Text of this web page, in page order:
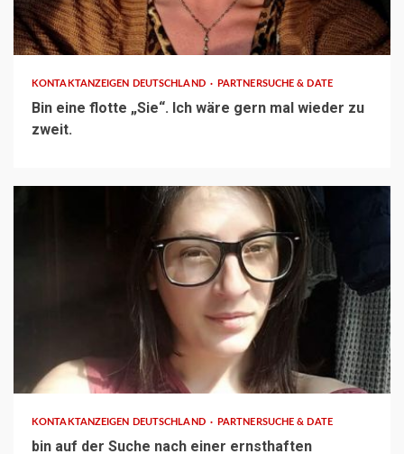
1 min read
KONTAKTANZEIGEN DEUTSCHLAND PARTNERSUCHE & DATE
Bin eine flotte „Sie“. Ich wäre gern mal wieder zu
zweit.
1 min read
KONTAKTANZEIGEN DEUTSCHLAND PARTNERSUCHE & DATE
bin auf der Suche nach einer ernsthaften